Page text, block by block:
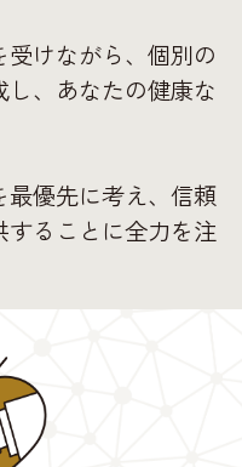
けながら、個別の
、あなたの健康な
最優先に考え、信頼
ることに全力を注